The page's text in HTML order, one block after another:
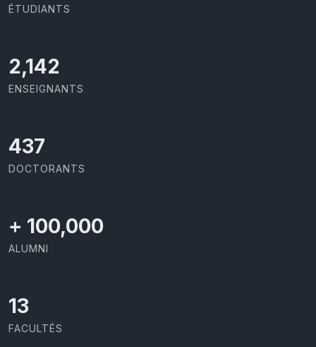
ÉTUDIANTS
2,142
ENSEIGNANTS
437
DOCTORANTS
+ 100,000
ALUMNI
13
FACULTÉS